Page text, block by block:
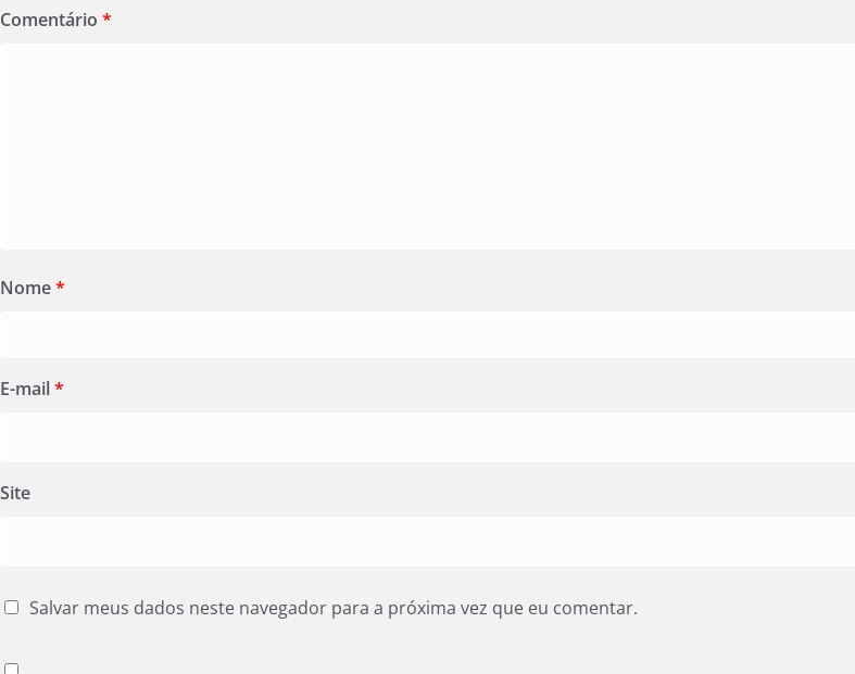
Comentário *
Nome*
E-mail*
Site
Salvar meus dados neste navegador para a próxima vez que eu comentar.